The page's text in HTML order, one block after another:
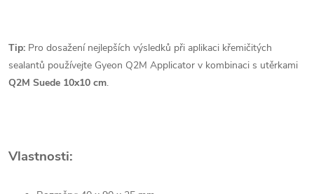
Tip: Pro dosažení nejlepších výsledků při aplikaci křemičitých
sealantů používejte Gyeon Q2M Applicator v kombinaci s utěrkami
Q2M Suede 10x10 cm.
Vlastnosti: